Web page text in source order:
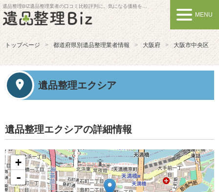
遺品整理BIZ遺品整理業者の口コミ比較評判に。気になる価格を比較しよう
MENU
トップページ 都道府県別遺品整理業者情報 大阪府 大阪市中央区
遺品整理エクシア
遺品整理エクシアの詳細情報
+
-